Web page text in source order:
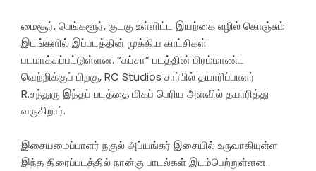
மைசூர், பெங்களூர், குடகு உள்ளிட்ட இயற்கை எழில் கொஞ்சும்
இடங்களில் இப்படத்தின் முக்கிய காட்சிகள்
படமாக்கப்பட்டுள்ளன. “கப்சா” படத்தின் பிரம்மாண்ட
வெற்றிக்குப் பிறகு, RC Studios சார்பில் தயாரிப்பாளர்
R.சந்துரு இந்தப் படத்தை மிகப் பெரிய அளவில் தயாரித்து
வருகிறார்.
இசையமைப்பாளர் நகுல் அப்யங்கர் இசையில் உருவாகியுள்ள
இந்த திரைப்படத்தில் நான்கு பாடல்கள் இடம்பெற்றுள்ளன.